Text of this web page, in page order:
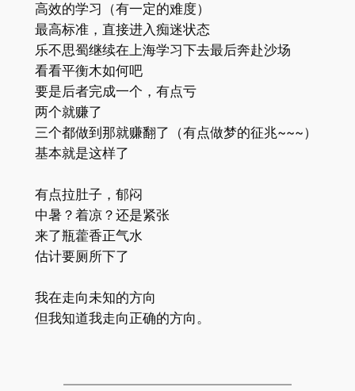
高效的学习（有一定的难度）
最高标准，直接进入痴迷状态
乐不思蜀继续在上海学习下去最后奔赴沙场
看看平衡木如何吧
要是后者完成一个，有点亏
两个就赚了
三个都做到那就赚翻了（有点做梦的征兆~~~）
基本就是这样了
有点拉肚子，郁闷
中暑？着凉？还是紧张
来了瓶藿香正气水
估计要厕所下了
我在走向未知的方向
但我知道我走向正确的方向。